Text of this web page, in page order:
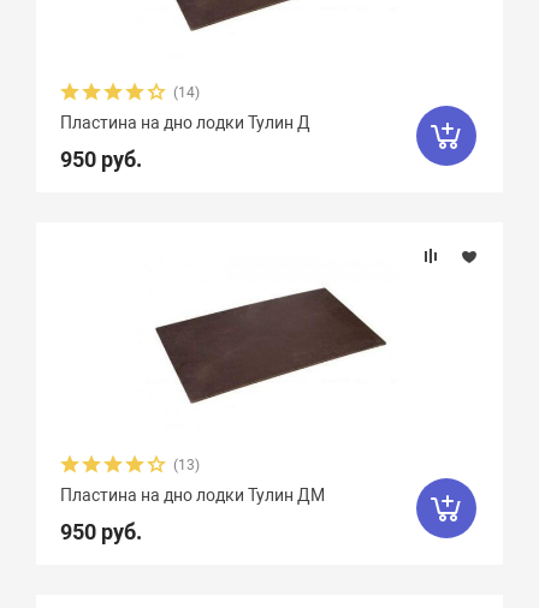
(14)
Пластина на дно лодки Тулин Д
950 руб.
(13)
Пластина на дно лодки Тулин ДМ
950 руб.